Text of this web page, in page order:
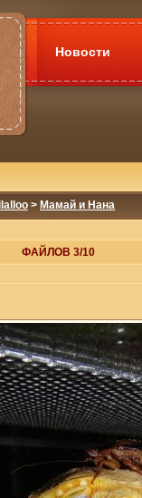
Новости
> Мамай и Нана
ФАЙЛОВ 3/10